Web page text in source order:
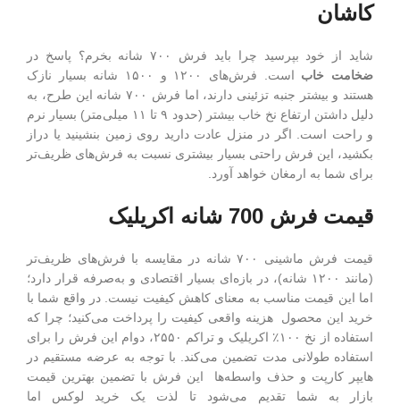
کاشان
شاید از خود بپرسید چرا باید فرش ۷۰۰ شانه بخرم؟ پاسخ در
ضخامت خاب
است. فرش‌های ۱۲۰۰ و ۱۵۰۰ شانه بسیار نازک
هستند و بیشتر جنبه تزئینی دارند، اما فرش ۷۰۰ شانه این طرح، به
دلیل داشتن ارتفاع نخ خاب بیشتر (حدود ۹ تا ۱۱ میلی‌متر) بسیار نرم
و راحت است. اگر در منزل عادت دارید روی زمین بنشینید یا دراز
بکشید، این فرش راحتی بسیار بیشتری نسبت به فرش‌های ظریف‌تر
برای شما به ارمغان خواهد آورد.
قیمت فرش 700 شانه اکریلیک
قیمت فرش ماشینی ۷۰۰ شانه در مقایسه با فرش‌های ظریف‌تر
(مانند ۱۲۰۰ شانه)، در بازه‌ای بسیار اقتصادی و به‌صرفه قرار دارد؛
اما این قیمت مناسب به معنای کاهش کیفیت نیست. در واقع شما با
خرید این محصول هزینه واقعی کیفیت را پرداخت می‌کنید؛ چرا که
استفاده از نخ ۱۰۰٪ اکریلیک و تراکم ۲۵۵۰، دوام این فرش را برای
استفاده طولانی مدت تضمین می‌کند. با توجه به عرضه مستقیم در
هایپر کارپت و حذف واسطه‌ها این فرش با تضمین بهترین قیمت
بازار به شما تقدیم می‌شود تا لذت یک خرید لوکس اما